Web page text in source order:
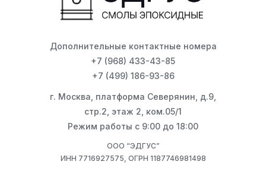
ООО “ЭДГУС”
ИНН 7716927575, ОГРН 1187746981498
Дополнительные контактные номера
+7 (968) 433-43-85
+7 (499) 186-93-86
г. Москва, платформа Северянин, д.9,
стр.2, этаж 2, ком.05/1
Режим работы с 9:00 до 18:00